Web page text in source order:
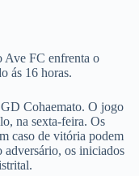
Ave FC enfrenta o
ás 16 horas.
Cohaemato. O jogo
na sexta-feira. Os
caso de vitória podem
adversário, os iniciados